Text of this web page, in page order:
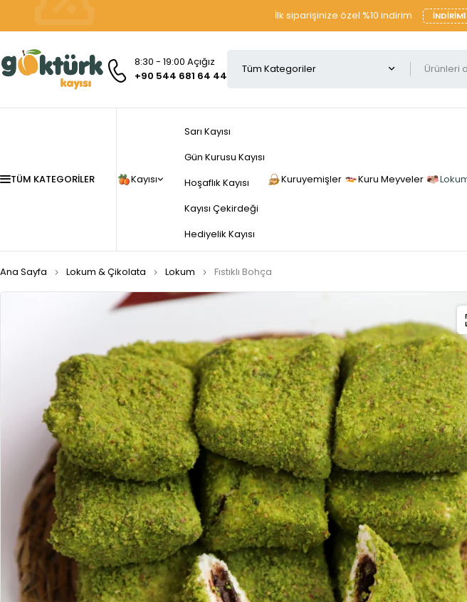
İlk siparişinize özel %10 indirim
8:30 - 19:00 Açığız
+90 544 681 64 44
TÜM KATEGORILER Kayısı
Sarı Kayısı
Gün Kurusu Kayısı
Hoşaflık Kayısı
Kayısı Çekirdeği
Hediyelik Kayısı
Kuruyemişler Kuru Meyveler
Ana Sayfa Lokum & Çikolata Lokum Fıstıklı Bohça